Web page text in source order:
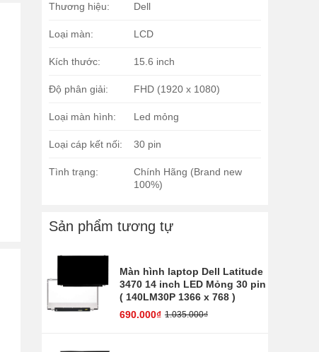
Thương hiệu: Dell
Loại màn: LCD
Kích thước: 15.6 inch
Độ phân giải: FHD (1920 x 1080)
Loại màn hình: Led mỏng
Loại cáp kết nối: 30 pin
Tình trạng:
Chính Hãng (Brand new
100%)
Sản phẩm tương tự
Màn hình laptop Dell Latitude
3470 14 inch LED Mỏng 30 pin
( 140LM30P 1366 x 768 )
690.000₫ 1.035.000₫